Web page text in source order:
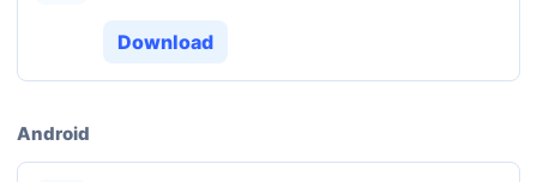
Download
Android